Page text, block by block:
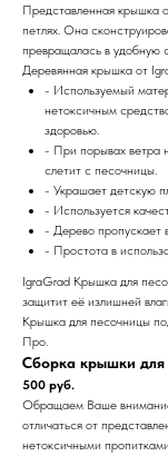
Представленная крышка
петлях. Она
превращалась в удобную
Деревянная крышка от
- Используемый
нетоксичным
здоровью.
- При порывах ветра
слетит с песочницы.
- Украшает детскую
- Используется
- Дерево пропускает
- Простота в
IgraGrad Крышка для
защитит её излишней
Крышка для песочницы
Про.
Сборка крышки для
500 руб.
Обращаем Ваше
отличаться от
нетоксичными